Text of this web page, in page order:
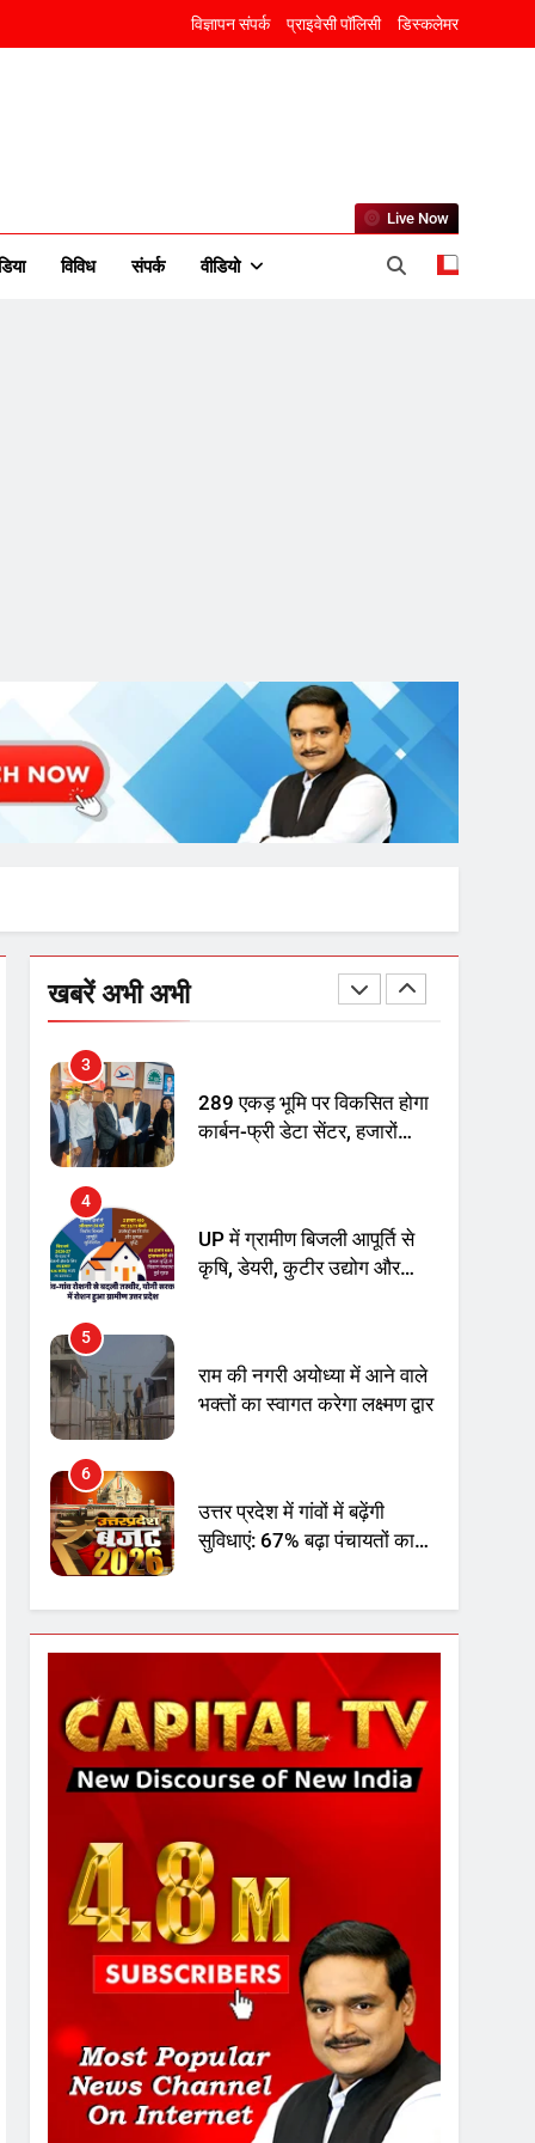
विज्ञापन संपर्क प्राइवेसी पॉलिसी डिस्कलेमर
विविध संपर्क वीडियो
Live Now
खबरें अभी अभी
चुनाव से पहले लालू परिवार पर बड़ा
झटका, दिल्ली कोर्ट ने IRCTC
घोटाले में आरोप तय किए
1
SRN अस्पताल का नाम अमर
2
नाम पर स्वरूप रानी नेहरू
3
289 एकड़ भूमि पर विकसित होगा
कार्बन-फ्री डेटा सेंटर, हजारों
4
UP में ग्रामीण बिजली आपूर्ति से
कृषि, डेयरी, कुटीर उद्योग और
5
राम की नगरी अयोध्या में आने वाले
भक्तों का स्वागत करेगा लक्ष्मण द्वार
6
उत्तर प्रदेश में गांवों में बढ़ेंगी
सुविधाएं: 67% बढ़ा पंचायतों का
7
गाजा युद्धविराम को लेकर बड़ी खबरें
8
चुनाव से पहले लालू परिवार पर बड़ा
घोटाले में आरोप तय किए
1
SRN अस्पताल का नाम अमर
शहीद ठाकुर रोशन सिंह के नाम पर
करने की मांग तेज
अमर शहीद ठाकुर रोशन सिंह के
नाम पर स्वरूप रानी नेहरू
चिकित्सालय का नामकरण करने